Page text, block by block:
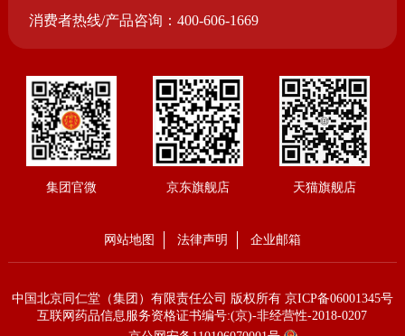
消费者热线/产品咨询：400-606-1669
网站地图 法律声明 企业邮箱
中国北京同仁堂（集团）有限责任公司 版权所有 京ICP备06001345号
互联网药品信息服务资格证书编号:(京)-非经营性-2018-0207
集团官微 京东旗舰店 天猫旗舰店